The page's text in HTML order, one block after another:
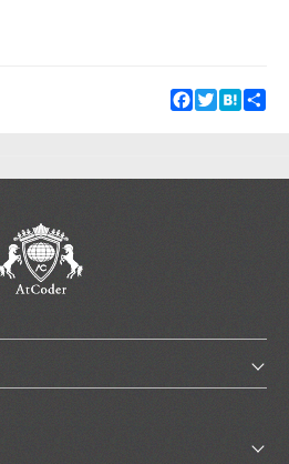
Facebook
TwitterHatena